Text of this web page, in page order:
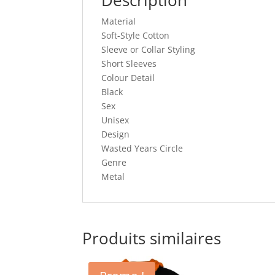
Material
Soft-Style Cotton
Sleeve or Collar Styling
Short Sleeves
Colour Detail
Black
Sex
Unisex
Design
Wasted Years Circle
Genre
Metal
Produits similaires